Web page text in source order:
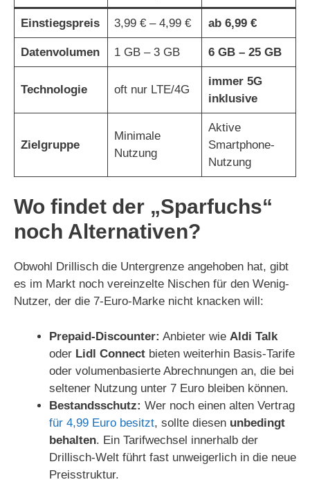
Einstiegspreis 3,99 € – 4,99 € ab 6,99 €
Datenvolumen 1 GB – 3 GB 6 GB – 25 GB
Technologie oft nur LTE/4G
immer 5G
inklusive
Zielgruppe
Minimale
Nutzung
Aktive
Smartphone-
Nutzung
Wo findet der „Sparfuchs“
noch Alternativen?
Obwohl Drillisch die Untergrenze angehoben hat, gibt
es im Markt noch vereinzelte Nischen für den Wenig-
Nutzer, der die 7-Euro-Marke nicht knacken will:
Prepaid-Discounter: Anbieter wie Aldi Talk
oder Lidl Connect bieten weiterhin Basis-Tarife
oder volumenbasierte Abrechnungen an, die bei
seltener Nutzung unter 7 Euro bleiben können.
Bestandsschutz: Wer noch einen alten Vertrag
für 4,99 Euro besitzt, sollte diesen unbedingt
behalten. Ein Tarifwechsel innerhalb der
Drillisch-Welt führt fast unweigerlich in die neue
Preisstruktur.